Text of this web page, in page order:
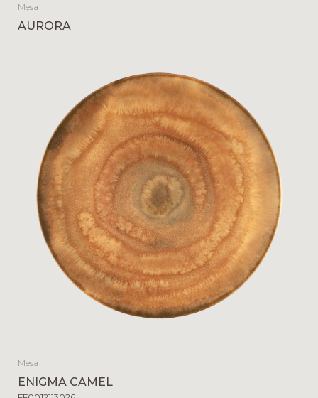
Mesa
AURORA
Mesa
ENIGMA CAMEL